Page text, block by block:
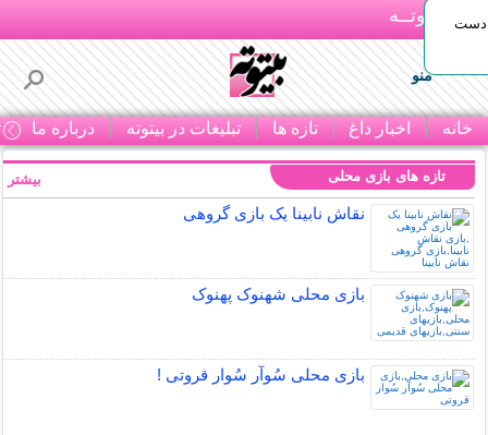
بـیتوتــه
منو
خانه اخبار داغ تازه ها تبلیغات در بیتوته درباره ما
دست
تازه های بازی محلی
نقاش نابینا یک بازی گروهی
بازی محلی شهنوک پهنوک
بازی محلی سُوآر سُوار قروتی !
بیشتر